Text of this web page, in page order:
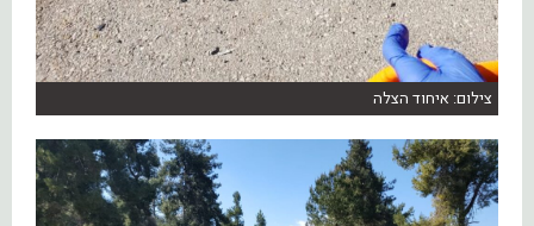
צילום: איחוד הצלה